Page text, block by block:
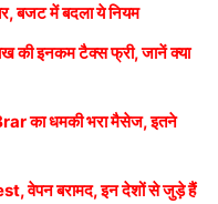
बजट में बदला ये नियम
इनकम टैक्स फ्री, जानें क्या
का धमकी भरा मैसेज, इतने
वेपन बरामद, इन देशों से जुड़े हैं